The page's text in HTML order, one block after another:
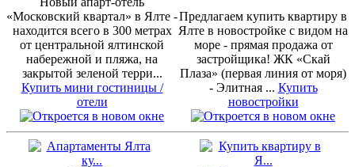
«Московский квартал» в Ялте -
находится всего в 300 метрах
от центральной ялтинской
набережной и пляжа, на
закрытой зеленой терри...
Купить мини гостиницы /
отели
Предлагаем купить квартиру в
Ялте в новостройке с видом на
море - прямая продажа от
застройщика! ЖК «Скай
Плаза» (первая линия от моря)
- Элитная ... Купить
новостройки